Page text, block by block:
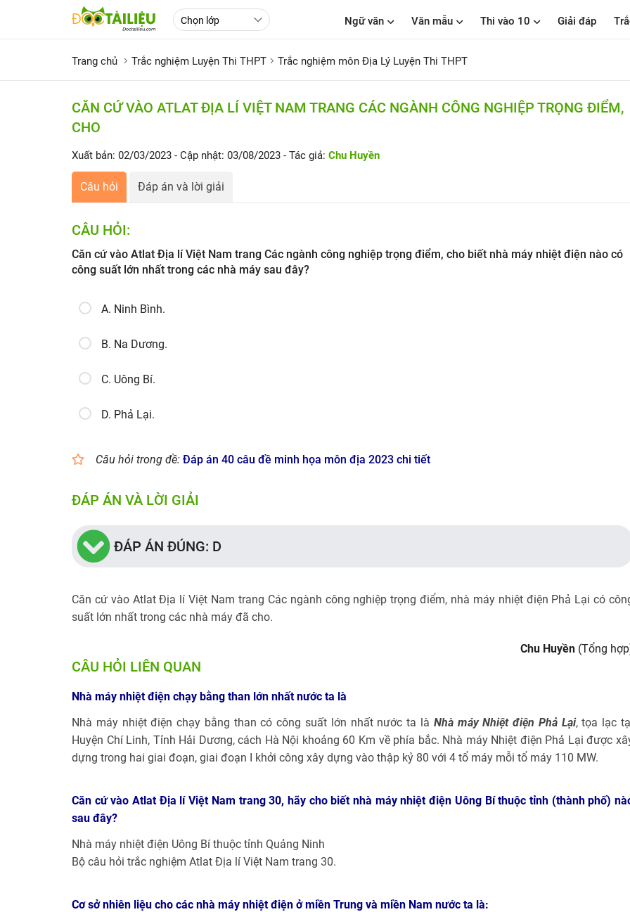
Ngữ văn Văn mẫu Thi vào 10 Giải đáp
Trang chủ Trắc nghiệm Luyện Thi THPT Trắc nghiệm môn Địa Lý Luyện Thi THPT
CĂN CỨ VÀO ATLAT ĐỊA LÍ VIỆT NAM TRANG CÁC NGÀNH CÔNG NGHIỆP TRỌNG ĐIỂM,
CHO
Xuất bản: 02/03/2023 - Cập nhật: 03/08/2023 - Tác giả: Chu Huyền
Câu hỏi Đáp án và lời giải
CÂU HỎI:
Căn cứ vào Atlat Địa lí Việt Nam trang Các ngành công nghiệp trọng điểm, cho biết nhà máy nhiệt điện nào có
công suất lớn nhất trong các nhà máy sau đây?
A. Ninh Bình.
B. Na Dương.
C. Uông Bí.
D. Phả Lại.
Câu hỏi trong đề: Đáp án 40 câu đề minh họa môn địa 2023 chi tiết
ĐÁP ÁN VÀ LỜI GIẢI
ĐÁP ÁN ĐÚNG: D
Căn cứ vào Atlat Địa lí Việt Nam trang Các ngành công nghiệp trọng điểm, nhà máy nhiệt điện Phả Lại có
suất lớn nhất trong các nhà máy đã cho.
Chu Huyền (Tổng
CÂU HỎI LIÊN QUAN
Nhà máy nhiệt điện chạy bằng than lớn nhất nước ta là
Nhà máy nhiệt điện chạy bằng than có công suất lớn nhất nước ta là Nhà máy Nhiệt điện Phả Lại, tọa lạc
Huyện Chí Linh, Tỉnh Hải Dương, cách Hà Nội khoảng 60 Km về phía bắc. Nhà máy Nhiệt điện Phả Lại được
dựng trong hai giai đoạn, giai đoạn I khởi công xây dựng vào thập kỷ 80 với 4 tổ máy mỗi tổ máy 110 MW.
Căn cứ vào Atlat Địa lí Việt Nam trang 30, hãy cho biết nhà máy nhiệt điện Uông Bí thuộc tỉnh (thành phố)
sau đây?
Nhà máy nhiệt điện Uông Bí thuộc tỉnh Quảng Ninh
Bộ câu hỏi trắc nghiệm Atlat Địa lí Việt Nam trang 30.
Cơ sở nhiên liệu cho các nhà máy nhiệt điện ở miền Trung và miền Nam nước ta là: